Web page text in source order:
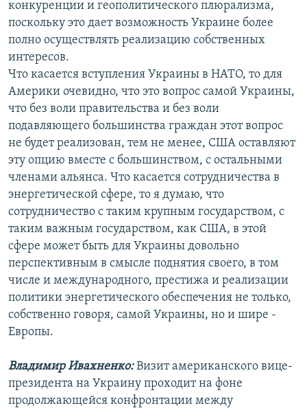
конкуренции и геополитического плюрализма,
поскольку это дает возможность Украине более
полно осуществлять реализацию собственных
интересов.
Что касается вступления Украины в НАТО, то для
Америки очевидно, что это вопрос самой Украины,
что без воли правительства и без воли
подавляющего большинства граждан этот вопрос
не будет реализован, тем не менее, США оставляют
эту опцию вместе с большинством, с остальными
членами альянса. Что касается сотрудничества в
энергетической сфере, то я думаю, что
сотрудничество с таким крупным государством, с
таким важным государством, как США, в этой
сфере может быть для Украины довольно
перспективным в смысле поднятия своего, в том
числе и международного, престижа и реализации
политики энергетического обеспечения не только,
собственно говоря, самой Украины, но и шире -
Европы.
Владимир Ивахненко:Визит американского вице-
президента на Украину проходит на фоне
продолжающейся конфронтации между